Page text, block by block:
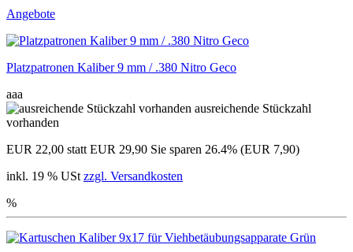
Angebote
Platzpatronen Kaliber 9 mm / .380 Nitro Geco
aaa
ausreichende Stückzahl
vorhanden
EUR 22,00 statt EUR 29,90 Sie sparen 26.4% (EUR 7,90)
inkl. 19 % USt zzgl. Versandkosten
%